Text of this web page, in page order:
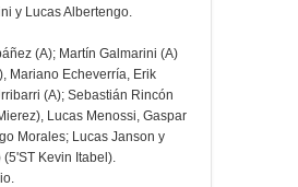
y Lucas Albertengo.
(A); Martín Galmarini (A)
Mariano Echeverría, Erik
(A); Sebastián Rincón
Lucas Menossi, Gaspar
Morales; Lucas Janson y
Kevin Itabel).